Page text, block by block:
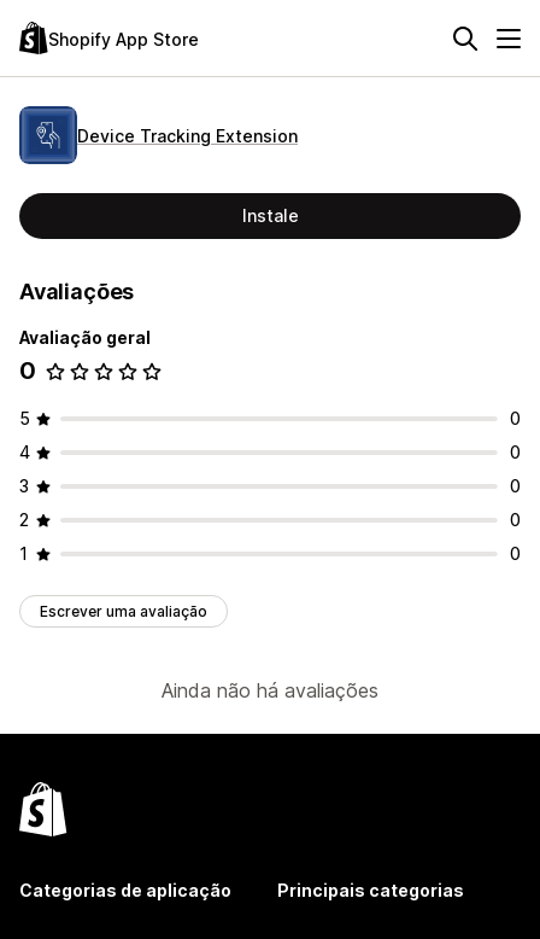
Shopify App Store
Device Tracking Extension
Instale
Avaliações
Avaliação geral
0
5
0
4
0
3
0
2
0
1
0
Escrever uma avaliação
Ainda não há avaliações
Categorias de aplicação Principais categorias